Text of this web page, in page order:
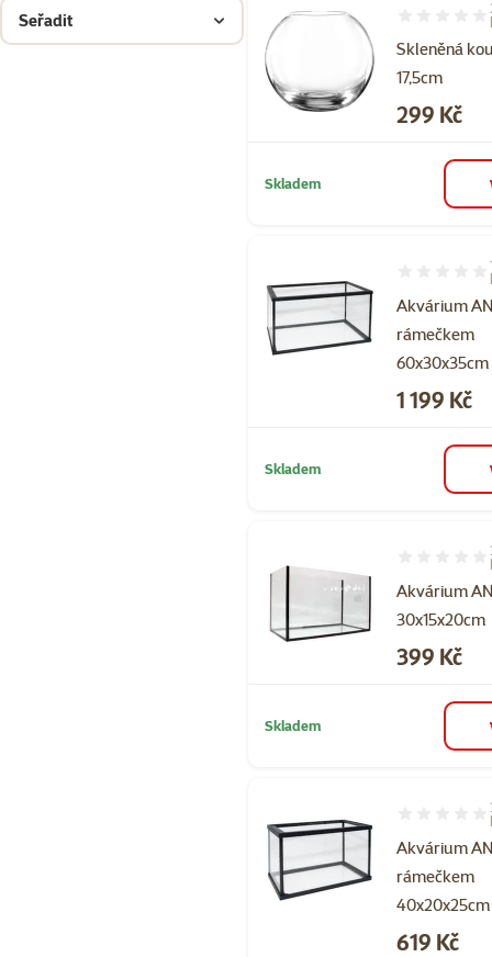
Seřadit
Skleněná
17,5cm
Hodnocení
Cena
299 Kč
Skladem
Akvárium
rámečkem
Hodnocení
Cena
1 199 Kč
Skladem
Akvárium
30x15x20cm
Hodnocení
Cena
399 Kč
Skladem
Akvárium
rámečkem
Hodnocení
Cena
619 Kč